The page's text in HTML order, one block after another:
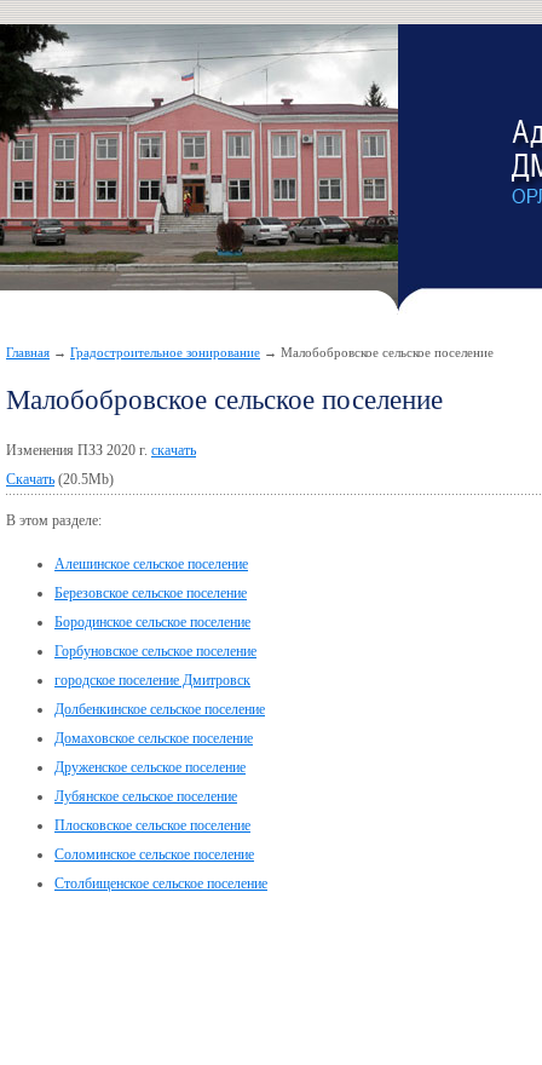
Главная → Градостроительное зонирование → Малобобровское сельское поселение
Малобобровское сельское поселение
Изменения ПЗЗ 2020 г. скачать
Скачать (20.5Mb)
В этом разделе:
Алешинское сельское поселение
Березовское сельское поселение
Бородинское сельское поселение
Горбуновское сельское поселение
городское поселение Дмитровск
Долбенкинское сельское поселение
Домаховское сельское поселение
Друженское сельское поселение
Лубянское сельское поселение
Плосковское сельское поселение
Соломинское сельское поселение
Столбищенское сельское поселение